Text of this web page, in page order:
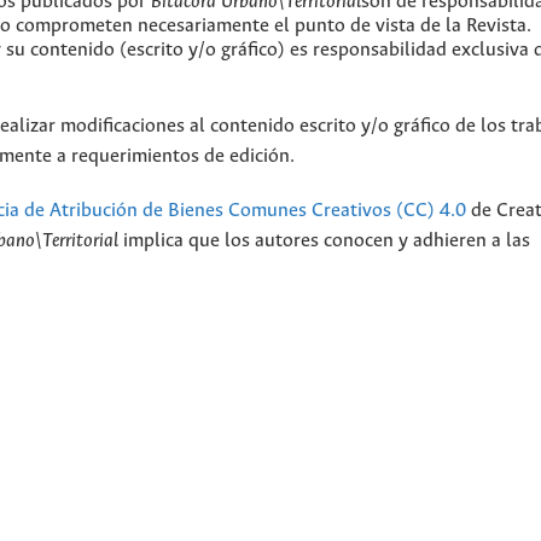
comprometen necesariamente el punto de vista de la Revista.
contenido (escrito y/o gráfico) es responsabilidad exclusiva
modificaciones al contenido escrito y/o gráfico de los
a requerimientos de edición.
de Atribución de Bienes Comunes Creativos (CC) 4.0 de
implica que los autores conocen y adhieren a las